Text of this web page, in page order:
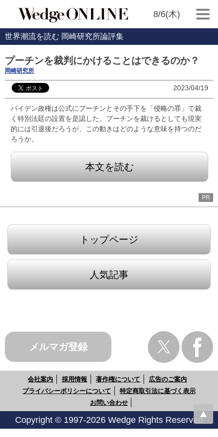
8/6(木)
世界潮流を読む 岡崎研究所論評集
プーチンを裁判にかけることはできるのか？
岡崎研究所
2023/04/19
バイデン政権は公式にプーチンとその手下を「侵略の罪」で裁
く特別法廷の設置を是認した。プーチンを裁けるとしても現実
的には引退後だろうが、この動きはどのような意味を持つのだ
ろうか。
本文を読む
PR
トップページ
人気記事
メルマガ登録
会社案内 採用情報 著作権について
広告のご案内
プライバシーポリシーについて
特定商取引法に基づく表示
お問い合わせ
Copyright © 1997-2026 Wedge Rights Reserved